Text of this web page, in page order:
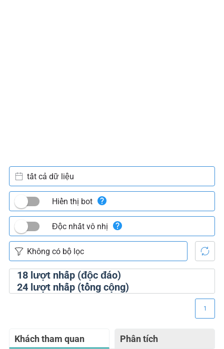
18lượt nhấp (độc đáo)
24lượt nhấp (tổng cộng)
tất cả dữ liệu
Hiển thị bot
Độc nhất vô nhị
Khách tham quan Phân tích
1